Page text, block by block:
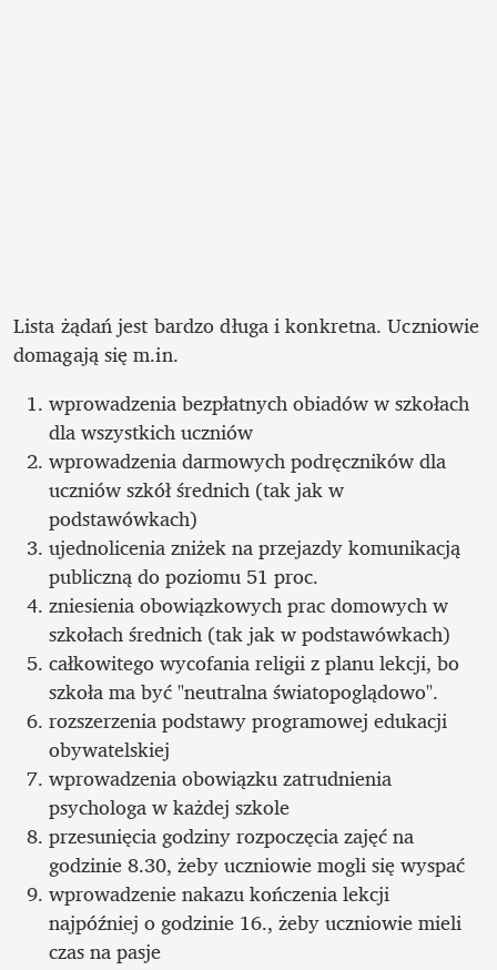
Lista żądań jest bardzo długa i konkretna. Uczniowie
domagają się m.in.
wprowadzenia bezpłatnych obiadów w szkołach
dla wszystkich uczniów
wprowadzenia darmowych podręczników dla
uczniów szkół średnich (tak jak w
podstawówkach)
ujednolicenia zniżek na przejazdy komunikacją
publiczną do poziomu 51 proc.
zniesienia obowiązkowych prac domowych w
szkołach średnich (tak jak w podstawówkach)
całkowitego wycofania religii z planu lekcji, bo
szkoła ma być "neutralna światopoglądowo".
rozszerzenia podstawy programowej edukacji
obywatelskiej
wprowadzenia obowiązku zatrudnienia
psychologa w każdej szkole
przesunięcia godziny rozpoczęcia zajęć na
godzinie 8.30, żeby uczniowie mogli się wyspać
wprowadzenie nakazu kończenia lekcji
najpóźniej o godzinie 16., żeby uczniowie mieli
czas na pasje